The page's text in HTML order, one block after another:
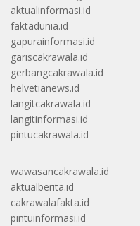
aktualinformasi.id
faktadunia.id
gapurainformasi.id
gariscakrawala.id
gerbangcakrawala.id
helvetianews.id
langitcakrawala.id
langitinformasi.id
pintucakrawala.id
wawasancakrawala.id
aktualberita.id
cakrawalafakta.id
pintuinformasi.id